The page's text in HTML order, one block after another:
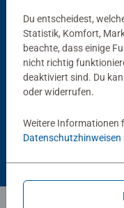
Puzzle Conserver Permanent
Durchschnittliche
Puzzlezubehör
Du entscheidest,
Statistik, Komfort,
beachte, dass einige
nicht richtig
deaktiviert sind. Du
oder widerrufen.
Weitere Informationen
Datenschutzhinweisen